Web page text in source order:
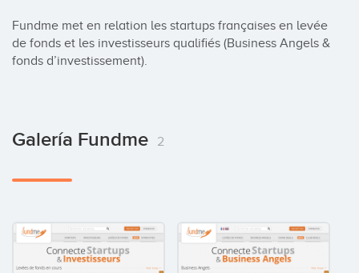
Fundme met en relation les startups françaises en levée
de fonds et les investisseurs qualifiés (Business Angels &
fonds d’investissement).
Galería Fundme 2